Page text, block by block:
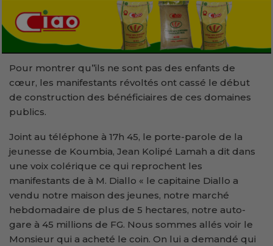
Pour montrer qu’’ils ne sont pas des enfants de
cœur, les manifestants révoltés ont cassé le début
de construction des bénéficiaires de ces domaines
publics.
Joint au téléphone à 17h 45, le porte-parole de la
jeunesse de Koumbia, Jean Kolipé Lamah a dit dans
une voix colérique ce qui reprochent les
manifestants de à M. Diallo « le capitaine Diallo a
vendu notre maison des jeunes, notre marché
hebdomadaire de plus de 5 hectares, notre auto-
gare à 45 millions de FG. Nous sommes allés voir le
Monsieur qui a acheté le coin. On lui a demandé qui